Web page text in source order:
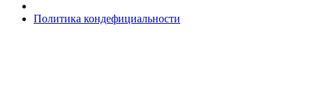
Политика кондефициальности